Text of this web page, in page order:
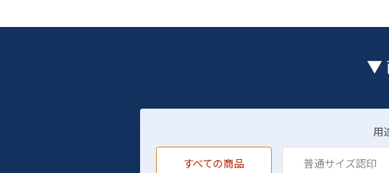
▼
用
すべての商品 普通サイズ認印